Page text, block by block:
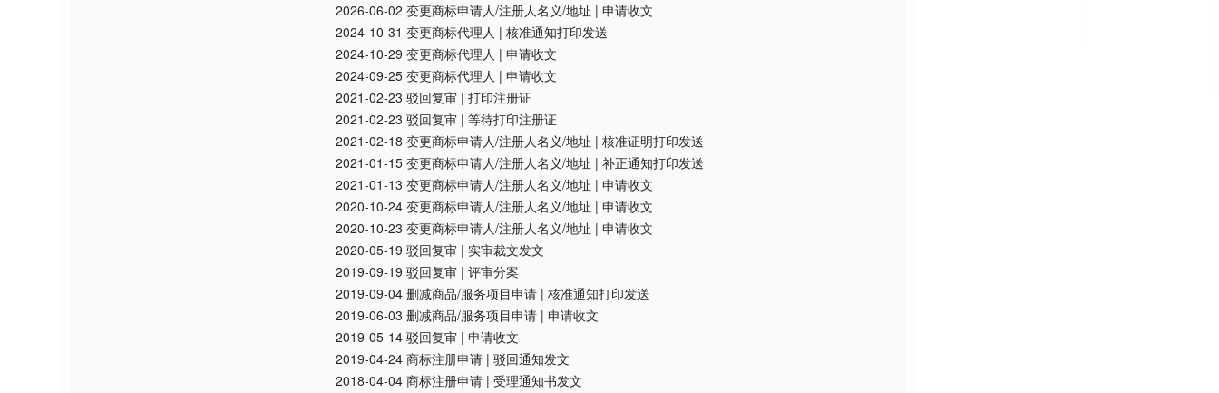
2026-06-02 变更商标申请人/注册人名义/地址 | 申请收文
2024-10-31 变更商标代理人 | 核准通知打印发送
2024-10-29 变更商标代理人 | 申请收文
2024-09-25 变更商标代理人 | 申请收文
2021-02-23 驳回复审 | 打印注册证
2021-02-23 驳回复审 | 等待打印注册证
2021-02-18 变更商标申请人/注册人名义/地址 | 核准证明打印发送
2021-01-15 变更商标申请人/注册人名义/地址 | 补正通知打印发送
2021-01-13 变更商标申请人/注册人名义/地址 | 申请收文
2020-10-24 变更商标申请人/注册人名义/地址 | 申请收文
2020-10-23 变更商标申请人/注册人名义/地址 | 申请收文
2020-05-19 驳回复审 | 实审裁文发文
2019-09-19 驳回复审 | 评审分案
2019-09-04 删减商品/服务项目申请 | 核准通知打印发送
2019-06-03 删减商品/服务项目申请 | 申请收文
2019-05-14 驳回复审 | 申请收文
2019-04-24 商标注册申请 | 驳回通知发文
2018-04-04 商标注册申请 | 受理通知书发文